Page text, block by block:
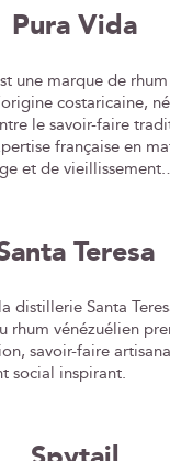
Pura Vida
une marque de rhum
costaricaine,
le savoir-faire
française en
et de vieillissement.
les rhums Pura Vida
et l’authenticité
ex-bourbon sous
affinés en foudres de
rhums offrent une
rare. Portée par la
cultures, alliant
Teresa
distillerie Santa
rhum vénézuélien
savoir-faire
social inspirant.